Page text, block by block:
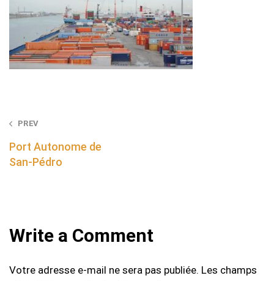
Post
navigation
PREV
Port Autonome de
San-Pédro
Write a Comment
Votre adresse e-mail ne sera pas publiée. Les champs